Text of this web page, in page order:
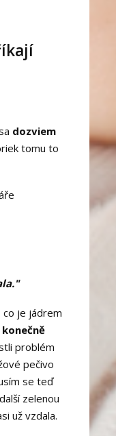
dozviem
tomu to
co je jádrem
problém
pečivo
se teď
zelenou
už vzdala.